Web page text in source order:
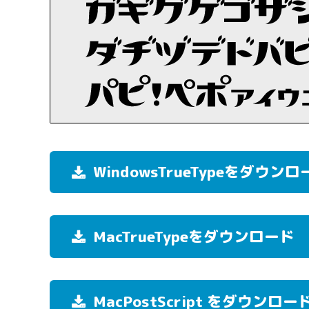
WindowsTrueTypeをダウンロ
MacTrueTypeをダウンロード
MacPostScript をダウンロー